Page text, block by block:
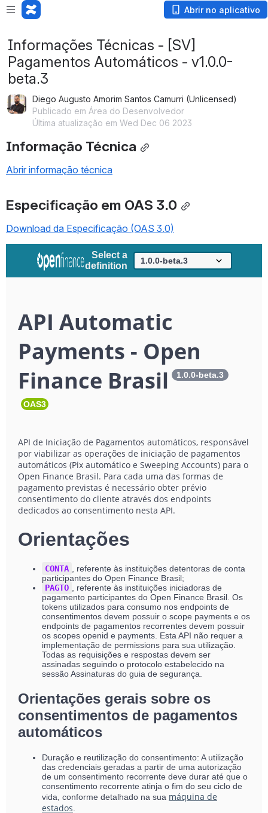
Abrir no aplicativo
Informações Técnicas - [SV]
Pagamentos Automáticos - v1.0.0-
beta.3
Diego Augusto Amorim Santos Camurri (Unlicensed)
Publicado em Área do Desenvolvedor
Última atualização em Wed Dec 06 2023
Informação Técnica
Abrir informação técnica
Especificação em OAS 3.0
Download da Especificação (OAS 3.0)